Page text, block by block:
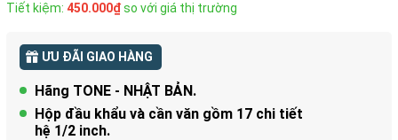
Tiết kiệm: 450.000₫so với giá thị trường
ƯU ĐÃI GIAO HÀNG
Hãng TONE - NHẬT BẢN.
Hộp đầu khẩu và cần văn gồm 17 chi tiết
hệ 1/2 inch.